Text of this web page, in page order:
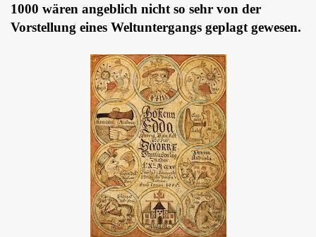
1000 wären angeblich nicht so sehr von der
Vorstellung eines Weltuntergangs geplagt gewesen.